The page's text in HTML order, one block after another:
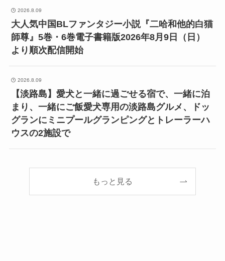
2026.8.09
大人気中国BLファンタジー小説『二哈和他的白猫
師尊』5巻・6巻電子書籍版2026年8月9日（日）
より順次配信開始
2026.8.09
【淡路島】愛犬と一緒に過ごせる宿で、一緒に泊
まり、一緒にご飯愛犬専用の淡路島グルメ、ドッ
グランにミニプールグランピングとトレーラーハ
ウスの2施設で
もっと見る